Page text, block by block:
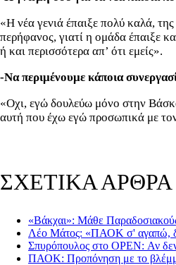
«Η νέα γενιά έπαιξε πολύ καλά,
περήφανος, γιατί η ομάδα έπαιξε
ή και περισσότερα απ’ ότι εμείς».
-Να περιμένουμε κάποια
«Οχι, εγώ δουλεύω μόνο στην
αυτή που έχω εγώ προσωπικά με
ΣΧΕΤΙΚΑ ΑΡΘΡΑ
«Βάκχαι»: Μάθε
Λέο Μάτος: «ΠΑΟΚ σ' αγαπώ,
Σπυρόπουλος στο OPEN: Αν
ΠΑΟΚ: Προπόνηση με το